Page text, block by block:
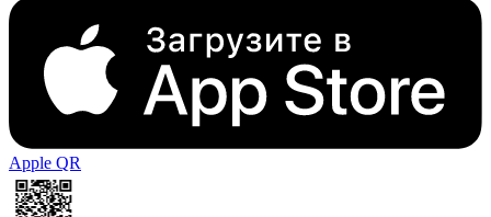
Apple QR